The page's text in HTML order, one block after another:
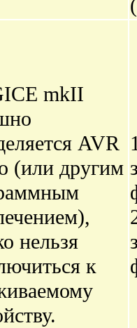
mkII
AVR
(или другим
нельзя
к